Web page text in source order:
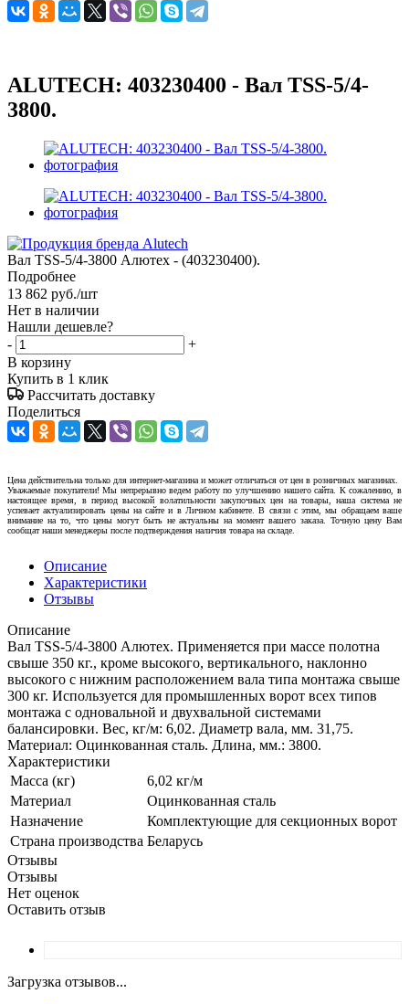
ALUTECH: 403230400 - Вал TSS-5/4-
3800.
Вал TSS-5/4-3800 Алютех - (403230400).
Подробнее
13 862 руб./шт
Нет в наличии
Нашли дешевле?
-
+
В корзину
Купить в 1 клик
Рассчитать доставку
Поделиться
Цена действительна только для интернет-магазина и может отличаться от цен в розничных магазинах.
Уважаемые покупатели! Мы непрерывно ведем работу по улучшению нашего сайта. К сожалению, в
настоящее время, в период высокой волатильности закупочных цен на товары, наша система не
успевает актуализировать цены на сайте и в Личном кабинете. В связи с этим, мы обращаем ваше
внимание на то, что цены могут быть не актуальны на момент вашего заказа. Точную цену Вам
сообщат наши менеджеры после подтверждения наличия товара на складе.
Описание
Характеристики
Отзывы
Описание
Вал TSS-5/4-3800 Алютех. Применяется при массе полотна
свыше 350 кг., кроме высокого, вертикального, наклонно
высокого с нижним расположением вала типа монтажа свыше
300 кг. Используется для промышленных ворот всех типов
монтажа с одновальной и двухвальной системами
балансировки. Вес, кг/м: 6,02. Диаметр вала, мм. 31,75.
Материал: Оцинкованная сталь. Длина, мм.: 3800.
Характеристики
Масса (кг)
6,02 кг/м
Материал
Оцинкованная сталь
Назначение
Комплектующие для секционных ворот
Страна производства Беларусь
Отзывы
Отзывы
Нет оценок
Оставить отзыв
Загрузка отзывов...